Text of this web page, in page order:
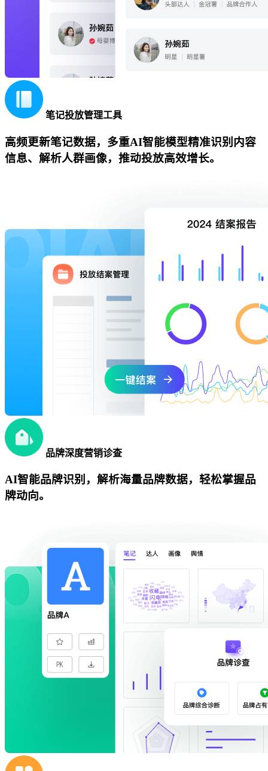
笔记投放管理工具
高频更新笔记数据，多重AI智能模型精准识别内容
信息、解析人群画像，推动投放高效增长。
品牌深度营销诊查
AI智能品牌识别，解析海量品牌数据，轻松掌握品
牌动向。